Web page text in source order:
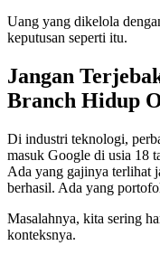
Uang yang dikelola
keputusan seperti itu.
Jangan
Branch Hidup
Di industri teknologi,
masuk Google di usia 18
Ada yang gajinya terlihat
berhasil. Ada yang
Masalahnya, kita sering
konteksnya.